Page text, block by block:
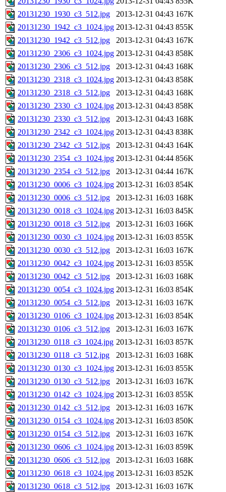
20131230_1930_c3_512.jpg
2013-12-31 04:43 167K
20131230_1942_c3_1024.jpg 2013-12-31 04:43 855K
20131230_1942_c3_512.jpg
2013-12-31 04:43 167K
20131230_2306_c3_1024.jpg 2013-12-31 04:43 858K
20131230_2306_c3_512.jpg
2013-12-31 04:43 168K
20131230_2318_c3_1024.jpg 2013-12-31 04:43 858K
20131230_2318_c3_512.jpg
2013-12-31 04:43 168K
20131230_2330_c3_1024.jpg 2013-12-31 04:43 858K
20131230_2330_c3_512.jpg
2013-12-31 04:43 168K
20131230_2342_c3_1024.jpg 2013-12-31 04:43 838K
20131230_2342_c3_512.jpg
2013-12-31 04:43 164K
20131230_2354_c3_1024.jpg 2013-12-31 04:44 856K
20131230_2354_c3_512.jpg
2013-12-31 04:44 167K
20131230_0006_c3_1024.jpg 2013-12-31 16:03 854K
20131230_0006_c3_512.jpg
2013-12-31 16:03 168K
20131230_0018_c3_1024.jpg 2013-12-31 16:03 845K
20131230_0018_c3_512.jpg
2013-12-31 16:03 166K
20131230_0030_c3_1024.jpg 2013-12-31 16:03 855K
20131230_0030_c3_512.jpg
2013-12-31 16:03 167K
20131230_0042_c3_1024.jpg 2013-12-31 16:03 855K
20131230_0042_c3_512.jpg
2013-12-31 16:03 168K
20131230_0054_c3_1024.jpg 2013-12-31 16:03 854K
20131230_0054_c3_512.jpg
2013-12-31 16:03 167K
20131230_0106_c3_1024.jpg 2013-12-31 16:03 854K
20131230_0106_c3_512.jpg
2013-12-31 16:03 167K
20131230_0118_c3_1024.jpg 2013-12-31 16:03 857K
20131230_0118_c3_512.jpg
2013-12-31 16:03 168K
20131230_0130_c3_1024.jpg 2013-12-31 16:03 855K
20131230_0130_c3_512.jpg
2013-12-31 16:03 167K
20131230_0142_c3_1024.jpg 2013-12-31 16:03 855K
20131230_0142_c3_512.jpg
2013-12-31 16:03 167K
20131230_0154_c3_1024.jpg 2013-12-31 16:03 850K
20131230_0154_c3_512.jpg
2013-12-31 16:03 167K
20131230_0606_c3_1024.jpg 2013-12-31 16:03 859K
20131230_0606_c3_512.jpg
2013-12-31 16:03 168K
20131230_0618_c3_1024.jpg 2013-12-31 16:03 852K
20131230_0618_c3_512.jpg
2013-12-31 16:03 167K